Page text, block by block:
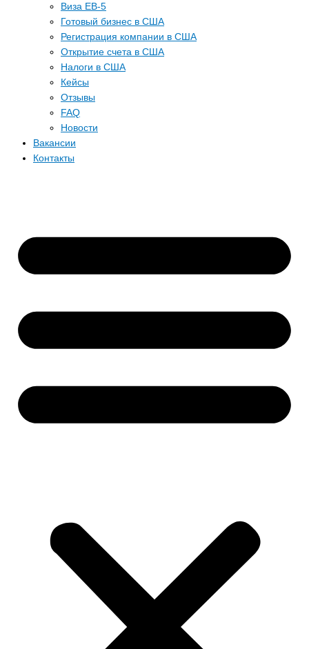
Виза EB-5
Готовый бизнес в США
Регистрация компании в США
Открытие счета в США
Налоги в США
Кейсы
Отзывы
FAQ
Новости
Вакансии
Контакты